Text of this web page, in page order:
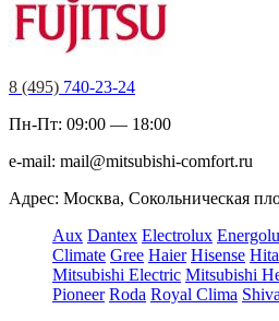
8 (495) 740-23-24
Пн-Пт: 09:00 — 18:00
e-mail: mail@mitsubishi-comfort.ru
Адрес: Москва, Сокольническая
Aux Dantex Electrolux
Climate Gree Haier Hisense
Mitsubishi Electric Mitsubishi
Pioneer Roda Royal Clima